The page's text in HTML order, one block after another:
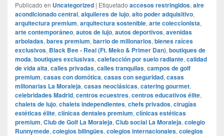
Publicado en Uncategorized | Etiquetado accesos restringidos, aire
acondicionado central, alquileres de lujo, alto poder adquisitivo,
arquitectura premium, arquitectura sostenible, arte coleccionista,
arte contemporáneo, autos de lujo, autos deportivos, avenidas
arboladas, bares premium, barrio de millonarios, bienes raíces
exclusivos, Black Bee - Real (Ft. Meko & Primer Dan), boutiques de
moda, boutiques exclusivas, calefacción por suelo radiante, calidad
de vida alta, calles privadas, calles tranquilas, campos de golf
premium, casas con domótica, casas con seguridad, casas
millonarias La Moraleja, casas neoclásicas, catering gourmet,
celebridades Madrid, centros ecuestres, centros educativos élite,
chalets de lujo, chalets independientes, chefs privados, cirugías
estéticas élite, clínicas dentales premium, clínicas estéticas
premium, Club de Golf La Moraleja, Club social La Moraleja, colegio
Runnymede, colegios bilingües, colegios internacionales, colegios